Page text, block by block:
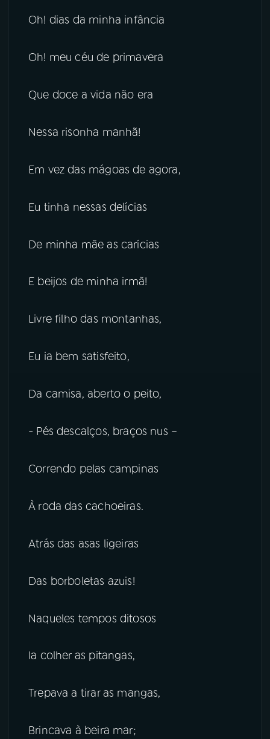
Oh! dias da minha infância
Oh! meu céu de primavera
Que doce a vida não era
Nessa risonha manhã!
Em vez das mágoas de agora,
Eu tinha nessas delícias
De minha mãe as carícias
E beijos de minha irmã!
Livre filho das montanhas,
Eu ia bem satisfeito,
Da camisa, aberto o peito,
- Pés descalços, braços nus –
Correndo pelas campinas
À roda das cachoeiras.
Atrás das asas ligeiras
Das borboletas azuis!
Naqueles tempos ditosos
Ia colher as pitangas,
Trepava a tirar as mangas,
Brincava à beira mar;